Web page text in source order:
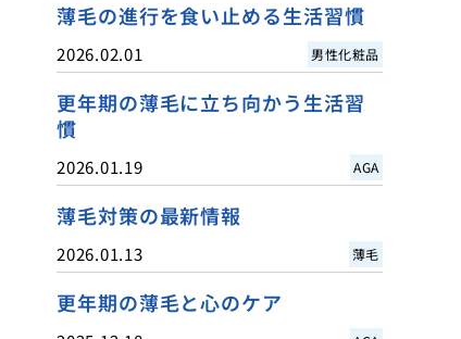
薄毛の進行を食い止める生活習慣
2026.02.01 男性化粧品
更年期の薄毛に立ち向かう生活習
慣
2026.01.19 AGA
薄毛対策の最新情報
2026.01.13 薄毛
更年期の薄毛と心のケア